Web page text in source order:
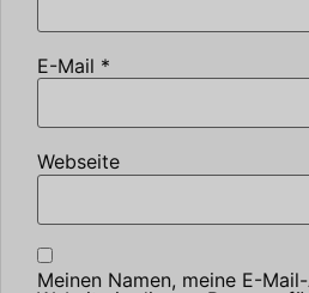
E-Mail *
Webseite
Meinen Namen, meine E-